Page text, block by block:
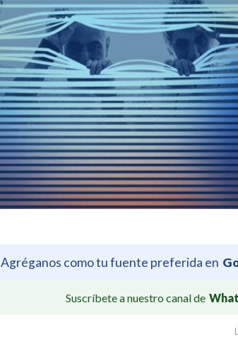
Agréganos como tu fuente preferida en
Suscríbete a nuestro canal de